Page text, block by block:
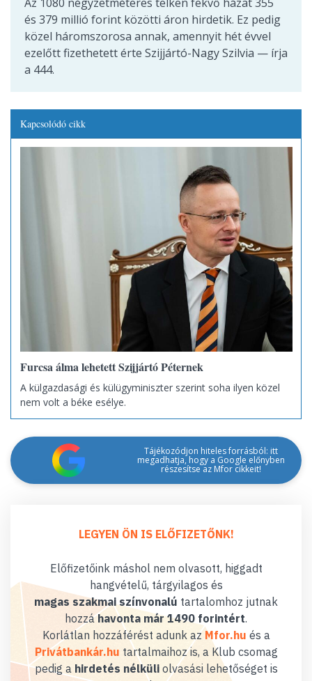
és 379 millió forint közötti áron hirdetik. Ez pedig
közel háromszorosa annak, amennyit hét évvel
ezelőtt fizethetett érte Szijjártó-Nagy Szilvia — írja
a 444.
Kapcsolódó cikk
Furcsa álma lehetett Szijjártó Péternek
A külgazdasági és külügyminiszter szerint soha ilyen közel
nem volt a béke esélye.
Tájékozódjon hiteles forrásból: itt
megadhatja, hogy a Google előnyben
részesítse az Mfor cikkeit!
LEGYEN ÖN IS ELŐFIZETŐNK!
Előfizetőink máshol nem olvasott, higgadt
hangvételű, tárgyilagos és
magas szakmai színvonalú tartalomhoz jutnak
hozzáhavonta már 1490 forintért.
Korlátlan hozzáférést adunk az Mfor.hu és a
Privátbankár.hu tartalmaihoz is, a Klub csomag
pedig a hirdetés nélküliolvasási lehetőséget is